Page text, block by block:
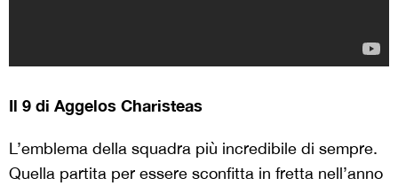
Il 9 di Aggelos Charisteas
L’emblema della squadra più incredibile di sempre.
Quella partita per essere sconfitta in fretta nell’anno